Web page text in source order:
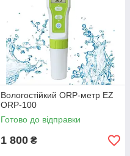
Вологостійкий ORP-метр EZ
ORP-100
Готово до відправки
1 800 ₴